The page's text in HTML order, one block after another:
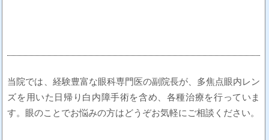
当院では、経験豊富な眼科専門医の副院長が、多焦点眼内レン
ズを用いた日帰り白内障手術を含め、各種治療を行っていま
す。眼のことでお悩みの方はどうぞお気軽にご相談ください。